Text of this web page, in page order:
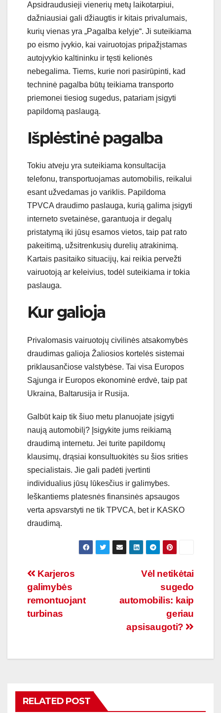
Apsidraudusieji vienerių metų laikotarpiui,
dažniausiai gali džiaugtis ir kitais privalumais,
kurių vienas yra „Pagalba kelyje“. Ji suteikiama
po eismo įvykio, kai vairuotojas pripažįstamas
autoįvykio kaltininku ir tęsti kelionės
nebegalima. Tiems, kurie nori pasirūpinti, kad
techninė pagalba būtų teikiama transporto
priemonei tiesiog sugedus, patariam įsigyti
papildomą paslaugą.
Išplėstinė pagalba
Tokiu atveju yra suteikiama konsultacija
telefonu, transportuojamas automobilis, reikalui
esant užvedamas jo variklis. Papildoma
TPVCA draudimo paslauga, kurią galima įsigyti
interneto svetainėse, garantuoja ir degalų
pristatymą iki jūsų esamos vietos, taip pat rato
pakeitimą, užsitrenkusių durelių atrakinimą.
Kartais pasitaiko situacijų, kai reikia pervežti
vairuotoją ar keleivius, todėl suteikiama ir tokia
paslauga.
Kur galioja
Privalomasis vairuotojų civilinės atsakomybės
draudimas galioja Žaliosios kortelės sistemai
priklausančiose valstybėse. Tai visa Europos
Sąjunga ir Europos ekonominė erdvė, taip pat
Ukraina, Baltarusija ir Rusija.
Galbūt kaip tik šiuo metu planuojate įsigyti
naują automobilį? Įsigykite jums reikiamą
draudimą internetu. Jei turite papildomų
klausimų, drąsiai konsultuokitės su šios srities
specialistais. Jie gali padėti įvertinti
individualius jūsų lūkesčius ir galimybes.
Ieškantiems platesnės finansinės apsaugos
verta apsvarstyti ne tik TPVCA, bet ir KASKO
draudimą.
Navigacija
tarp
įrašų
Vėl netikėtai
sugedo
automobilis: kaip
geriau
apsisaugoti?
Karjeros
galimybės
remontuojant
turbinas
RELATED POST